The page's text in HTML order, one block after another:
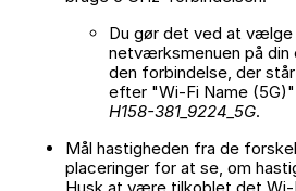
Du gør det ved at vælge
netværksmenuen på din
den forbindelse, der
efter "Wi-Fi Name (5G)"
H158-381_9224_5G.
Mål hastigheden fra de
placeringer for at se, om